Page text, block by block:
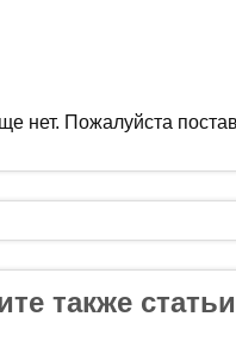
нет. Пожалуйста
также